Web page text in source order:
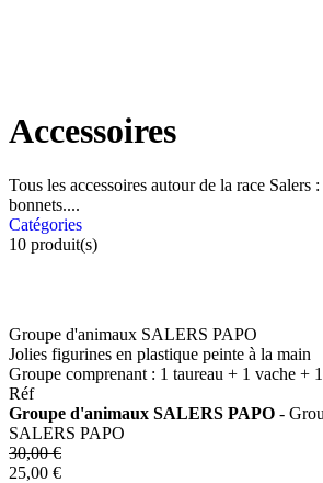
Accessoires
Tous les accessoires autour de la race Salers
bonnets....
Catégories
10 produit(s)
Groupe d'animaux SALERS PAPO
Jolies figurines en plastique peinte à la main
Groupe comprenant : 1 taureau + 1 vache +
Réf
Groupe d'animaux SALERS PAPO -
SALERS PAPO
30,00 €
25,00 €